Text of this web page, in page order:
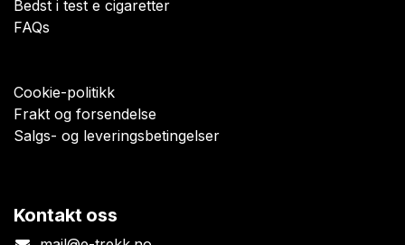
Bedst i test e cigaretter
FAQs
Cookie-politikk
Frakt og forsendelse
Salgs- og leveringsbetingelser
Kontakt oss